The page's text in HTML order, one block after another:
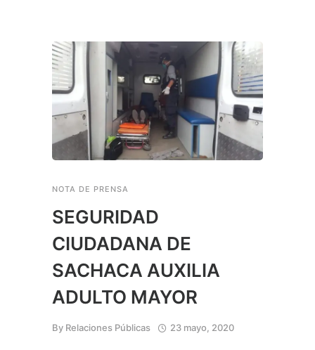
NOTA DE PRENSA
SEGURIDAD
CIUDADANA DE
SACHACA AUXILIA
ADULTO MAYOR
By Relaciones Públicas 23 mayo, 2020